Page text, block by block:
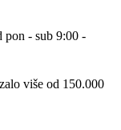
pon - sub 9:00 -
više od 150.000